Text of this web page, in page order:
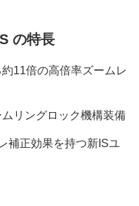
の特長
11倍の高倍率ズームレ
リングロック機構装備
補正効果を持つ新ISユ